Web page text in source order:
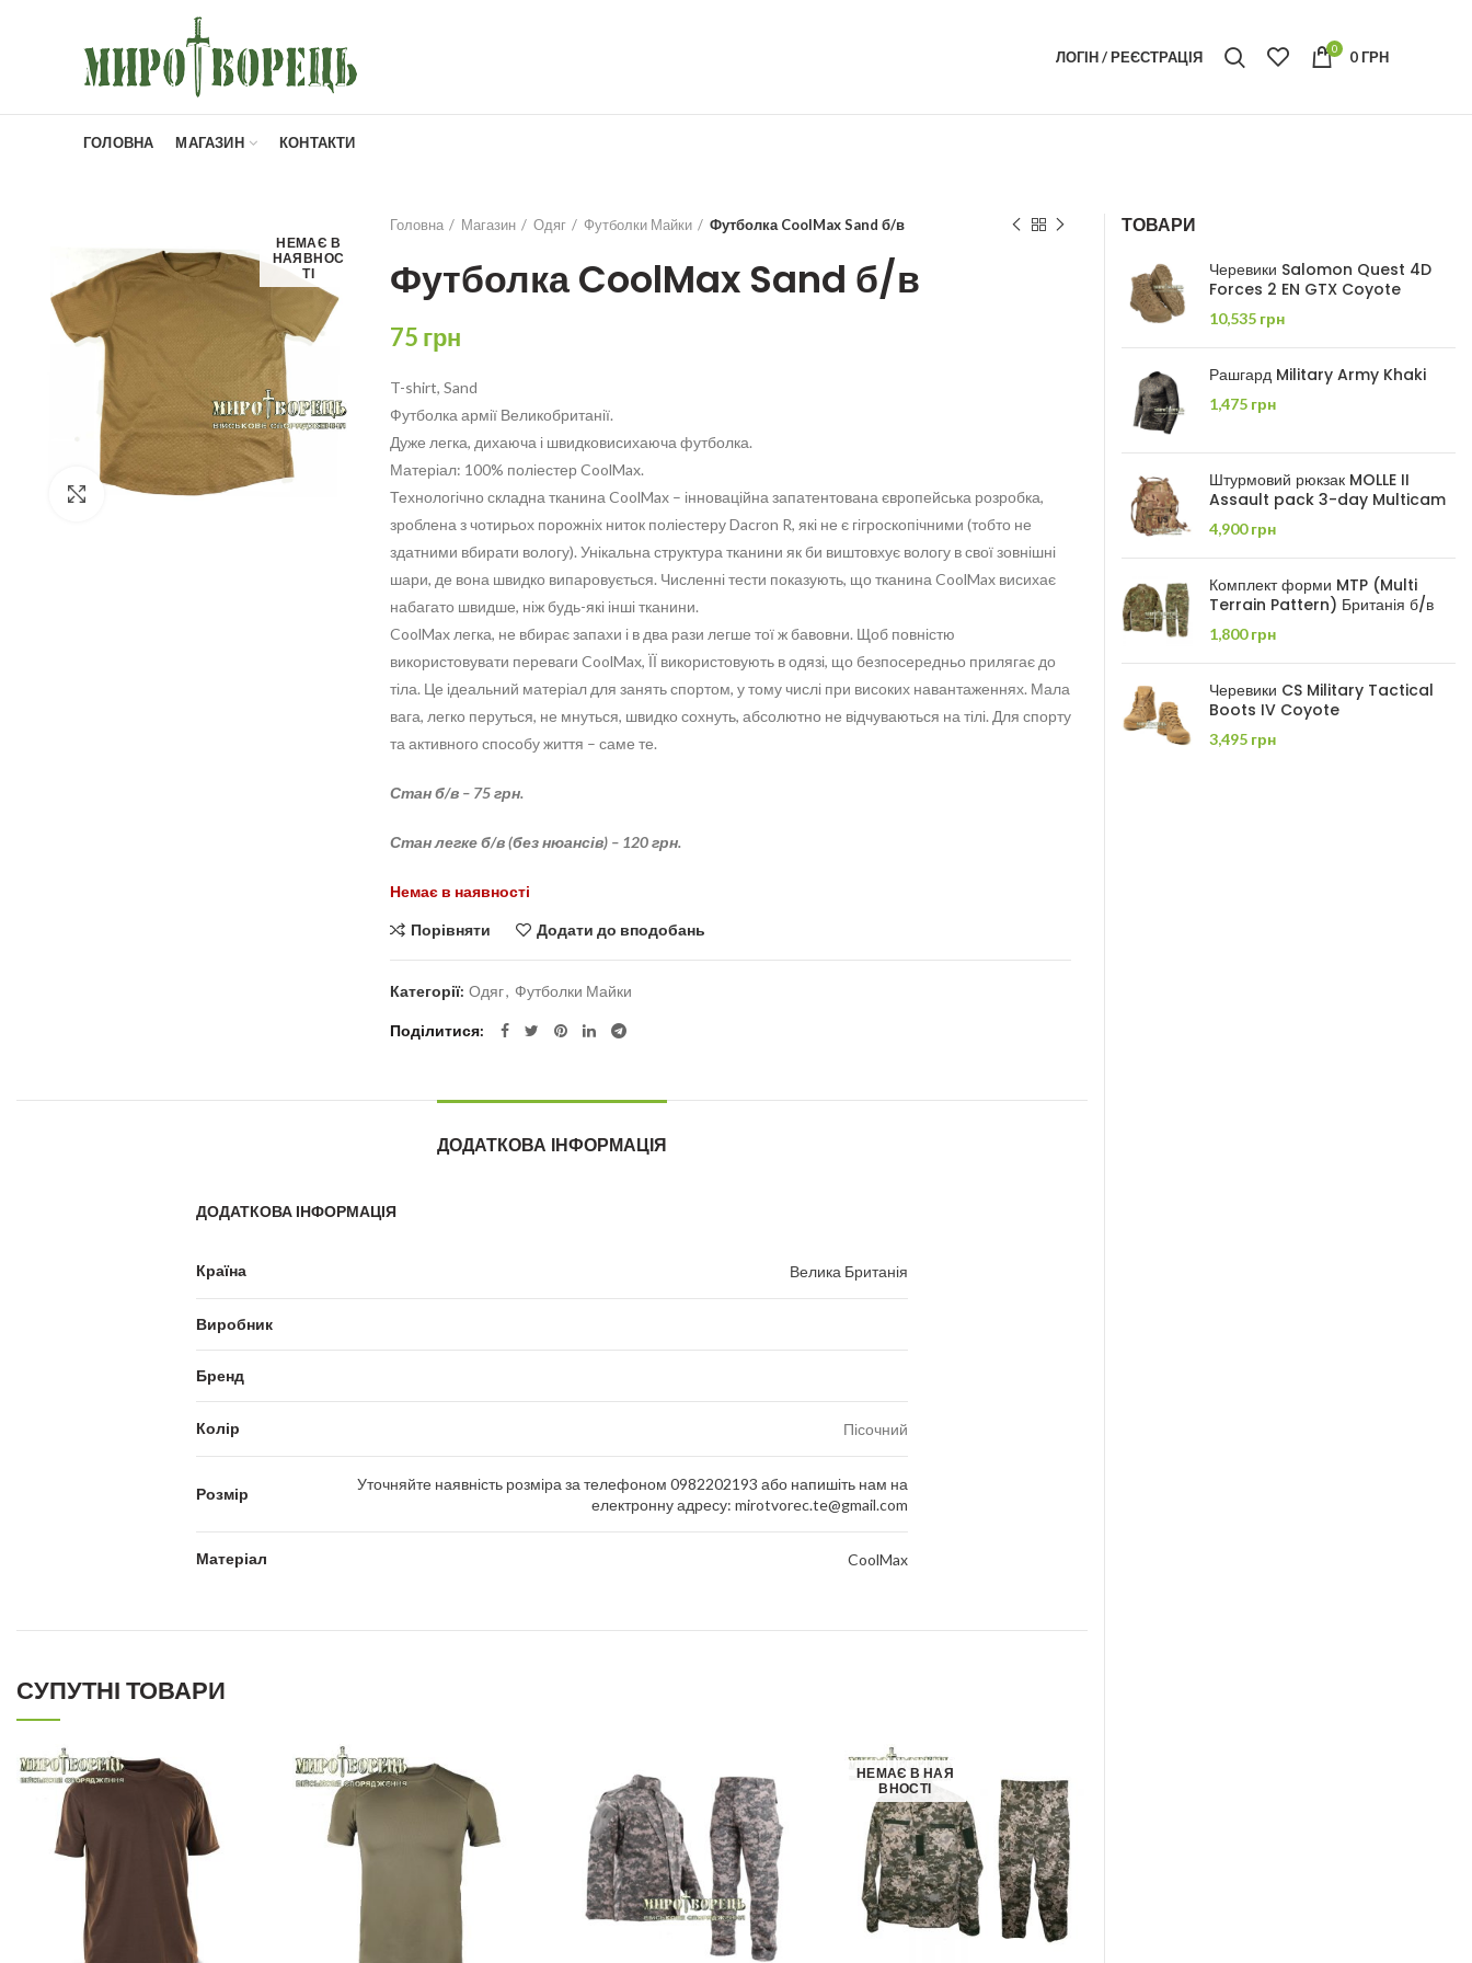
ЛОГІН / РЕЄСТРАЦІЯ 0 0ГРН
ГОЛОВНА МАГАЗИН КОНТАКТИ
НЕМАЄ В
НАЯВНОС
ТІ
Click to enlarge
Головна Магазин Одяг Футболки Майки Футболка CoolMax Sand б/в
Футболка CoolMax Sand б/в
75 грн
T-shirt, Sand
Футболка армії Великобританії.
Дуже легка, дихаюча і швидковисихаюча футболка.
Матеріал: 100% поліестер CoolMax.
Технологічно складна тканина CoolMax – інноваційна запатентована європейська розробка,
зроблена з чотирьох порожніх ниток поліестеру Dacron R, які не є гігроскопічними (тобто не
здатними вбирати вологу). Унікальна структура тканини як би виштовхує вологу в свої зовнішні
шари, де вона швидко випаровується. Численні тести показують, що тканина CoolMax висихає
набагато швидше, ніж будь-які інші тканини.
CoolMax легка, не вбирає запахи і в два рази легше тої ж бавовни. Щоб повністю
використовувати переваги CoolMax, ЇЇ використовують в одязі, що безпосередньо прилягає до
тіла. Це ідеальний матеріал для занять спортом, у тому числі при високих навантаженнях. Мала
вага, легко перуться, не мнуться, швидко сохнуть, абсолютно не відчуваються на тілі. Для спорту
та активного способу життя – саме те.
Стан б/в – 75 грн.
Стан легке б/в (без нюансів) – 120 грн.
Немає в наявності
Порівняти Додати до вподобань
Категорії: Одяг, Футболки Майки
Поділитися
ДОДАТКОВА ІНФОРМАЦІЯ
ДОДАТКОВА ІНФОРМАЦІЯ
Країна Велика Британія
Виробник
Бренд
Колір Пісочний
Розмір
Уточняйте наявність розміра за телефоном 0982202193 або напишіть нам на
електронну адресу: mirotvorec.te@gmail.com
Матеріал CoolMax
СУПУТНІ ТОВАРИ
НЕМАЄ В НАЯ
ВНОСТІ
ТОВАРИ
Черевики Salomon Quest 4D
Forces 2 EN GTX Coyote
10,535 грн
Рашгард Military Army Khaki
1,475 грн
Штурмовий рюкзак MOLLE II
Assault pack 3-day Multicam
4,900грн
Комплект форми MTP (Multi
Terrain Pattern) Британія б/в
1,800грн
Черевики CS Military Tactical
Boots IV Coyote
3,495 грн